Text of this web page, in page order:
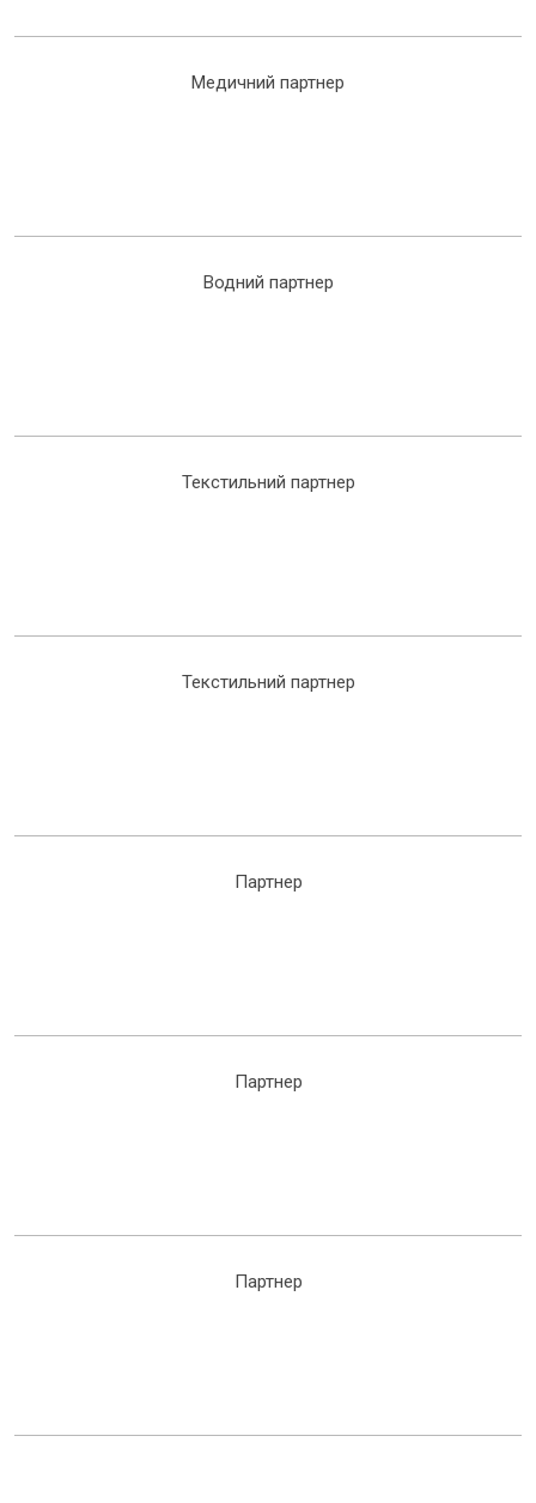
Медичний партнер
Водний партнер
Текстильний партнер
Текстильний партнер
Партнер
Партнер
Партнер